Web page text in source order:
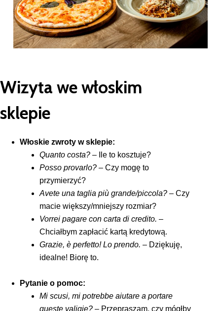
Wizyta we włoskim
sklepie
Włoskie zwroty w sklepie:
Quanto costa? – Ile to kosztuje?
Posso provarlo? – Czy mogę to
przymierzyć?
Avete una taglia più grande/piccola? – Czy
macie większy/mniejszy rozmiar?
Vorrei pagare con carta di credito. –
Chciałbym zapłacić kartą kredytową.
Grazie, è perfetto! Lo prendo. – Dziękuję,
idealne! Biorę to.
Pytanie o pomoc:
Mi scusi, mi potrebbe aiutare a portare
queste valigie? – Przepraszam, czy mógłby